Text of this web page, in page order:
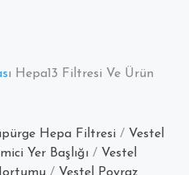
ı Hepa13 Filtresi Ve Ürün
Hepa Filtresi / Vestel
Yer Başlığı / Vestel